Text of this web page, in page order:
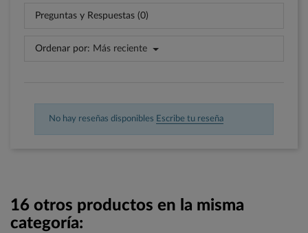
Preguntas y Respuestas (0)
Ordenar por: Más reciente
No hay reseñas disponibles Escribe tu reseña
16 otros productos en la misma
categoría: